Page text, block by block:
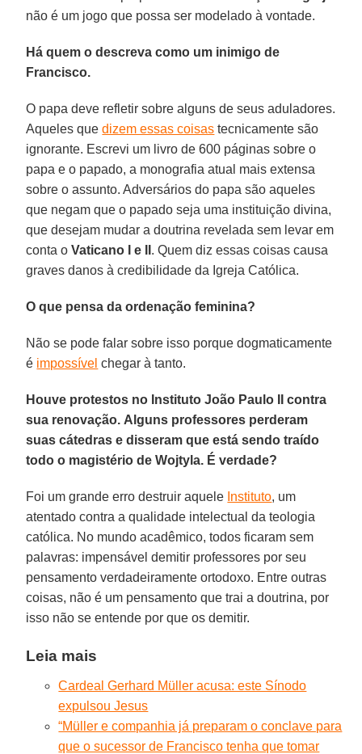
não é um jogo que possa ser modelado à vontade.
Há quem o descreva como um inimigo de
Francisco.
O papa deve refletir sobre alguns de seus aduladores.
Aqueles quedizem essas coisas tecnicamente são
ignorante. Escrevi um livro de 600 páginas sobre o
papa e o papado, a monografia atual mais extensa
sobre o assunto. Adversários do papa são aqueles
que negam que o papado seja uma instituição divina,
que desejam mudar a doutrina revelada sem levar em
conta oVaticano I e II . Quem diz essas coisas causa
graves danos à credibilidade da Igreja Católica.
O que pensa da ordenação feminina?
Não se pode falar sobre isso porque dogmaticamente
é impossível chegar à tanto.
Houve protestos no Instituto João Paulo II contra
sua renovação. Alguns professores perderam
suas cátedras e disseram que está sendo traído
todo o magistério de Wojtyla. É verdade?
Foi um grande erro destruir aquele Instituto, um
atentado contra a qualidade intelectual da teologia
católica. No mundo acadêmico, todos ficaram sem
palavras: impensável demitir professores por seu
pensamento verdadeiramente ortodoxo. Entre outras
coisas, não é um pensamento que trai a doutrina, por
isso não se entende por que os demitir.
Leia mais
Cardeal Gerhard Müller acusa: este Sínodo
expulsou Jesus
“Müller e companhia já preparam o conclave para
que o sucessor de Francisco tenha que tomar